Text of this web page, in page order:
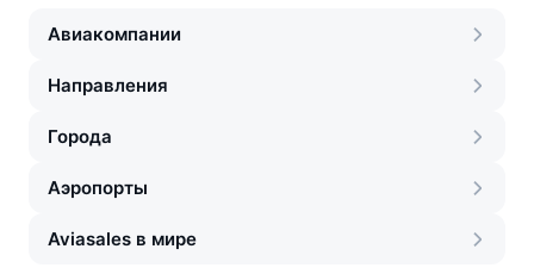
Авиакомпании
Направления
Города
Аэропорты
Aviasales в мире